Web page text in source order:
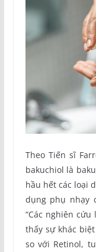
Theo Tiến sĩ
bakuchiol là
hầu hết các loại
dụng phụ nhạy
“Các nghiên
thấy sự khác
so với Retinol,